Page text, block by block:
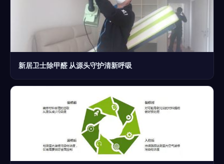
新居卫士除甲醛 从源头守护清新呼吸